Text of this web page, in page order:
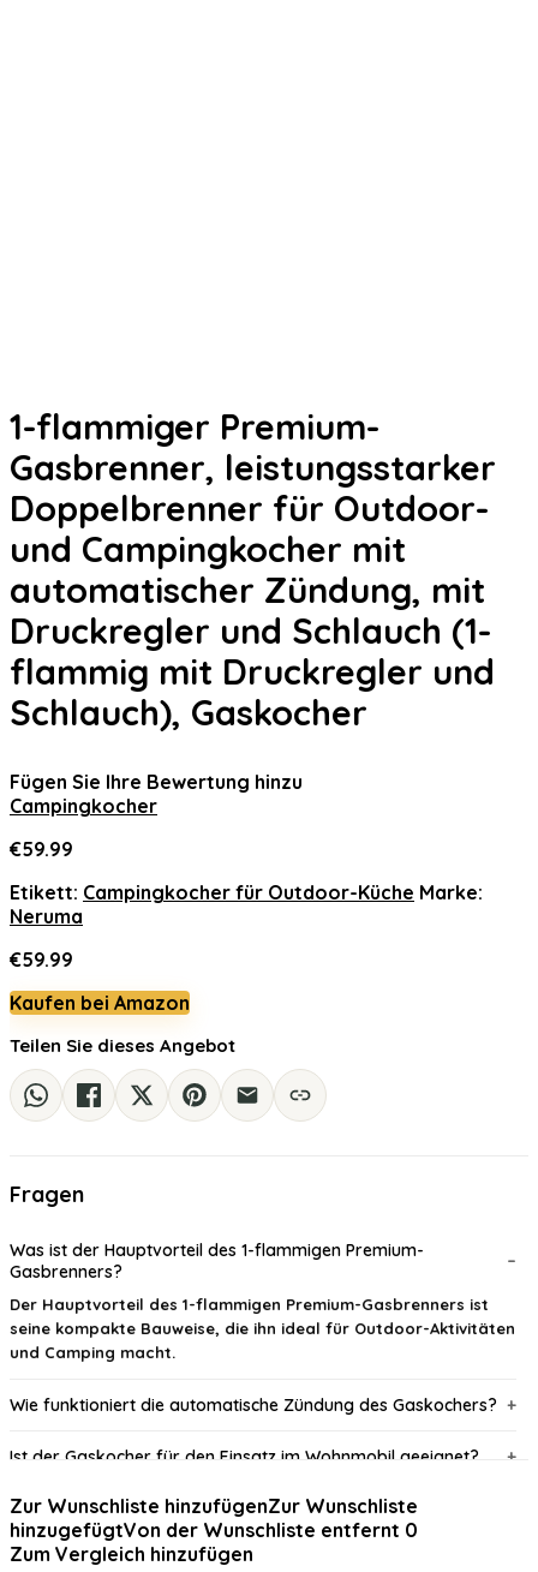
1-flammiger Premium-
Gasbrenner, leistungsstarker
Doppelbrenner für Outdoor-
und Campingkocher mit
automatischer Zündung, mit
Druckregler und Schlauch (1-
flammig mit Druckregler und
Schlauch), Gaskocher
Fügen Sie Ihre Bewertung hinzu
Campingkocher
€59.99
Etikett: Campingkocher für Outdoor-Küche Marke:
Neruma
€59.99
Kaufen bei Amazon
Teilen Sie dieses Angebot
Fragen
Was ist der Hauptvorteil des 1-flammigen Premium-
Gasbrenners?
Der Hauptvorteil des 1-flammigen Premium-Gasbrenners ist
seine kompakte Bauweise, die ihn ideal für Outdoor-Aktivitäten
und Camping macht.
Wie funktioniert die automatische Zündung des Gaskochers?
Ist der Gaskocher für den Einsatz im Wohnmobil geeignet?
Welche Materialien wurden für den Gaskocher verwendet?
Wie viele Kochzonen bietet der Gaskocher?
Zur Wunschliste hinzufügenZur Wunschliste
hinzugefügtVon der Wunschliste entfernt 0
Zum Vergleich hinzufügen